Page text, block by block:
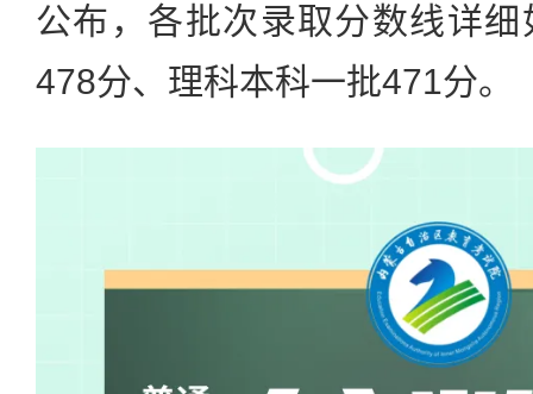
公布，各批次录取分数线详
478分、理科本科一批471分。